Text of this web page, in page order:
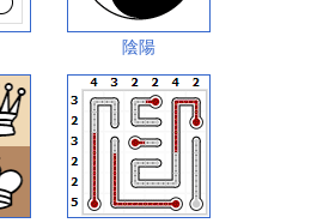
陰陽